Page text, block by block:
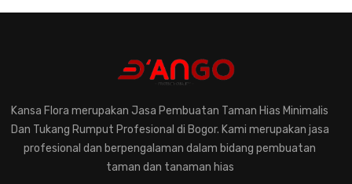
jasa-taman-murah
pentingnya-konsultasi-dengan-ahli-tanaman-hias
memilih-tanaman-hias-untuk-rumah
pemahaman-dalam-merawat-tanaman-hias
jasa-pembuatan-taman-hias eksplorasihijau
Kansa Flora merupakan Jasa Pembuatan Taman Hias Minimalis
Dan Tukang Rumput Profesional di Bogor. Kami merupakan jasa
profesional dan berpengalaman dalam bidang pembuatan
taman dan tanaman hias